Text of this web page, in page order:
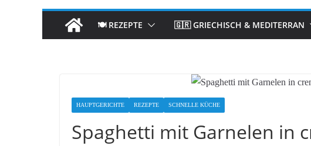
🍽️ REZEPTE 🇬🇷 GRIECHISCH & MEDITERRAN
HAUPTGERICHTE REZEPTE SCHNELLE KÜCHE
Spaghetti mit Garnelen in